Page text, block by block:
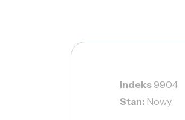
Indeks 9904
Stan: Nowy